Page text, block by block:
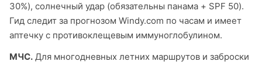
30%), солнечный удар (обязательны панама + SPF 50).
Гид следит за прогнозом Windy.com по часам и имеет
аптечку с противоклещевым иммуноглобулином.
МЧС. Для многодневных летних маршрутов и заброски